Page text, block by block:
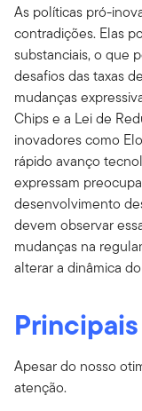
As políticas pró-
contradições. Elas
substanciais, o que
desafios das taxas
mudanças
Chips e a Lei de
inovadores como
rápido avanço
expressam
desenvolvimento
devem observar
mudanças na
alterar a dinâmica
Apesar do nosso
atenção.